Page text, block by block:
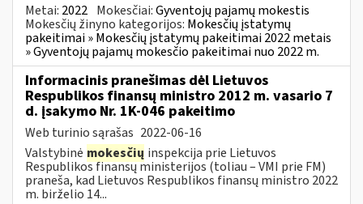
Metai: 2022 Mokesčiai:Gyventojų pajamų mokestis
Mokesčių žinyno kategorijos: Mokesčių įstatymų
pakeitimai » Mokesčių įstatymų pakeitimai 2022 metais
» Gyventojų pajamų mokesčio pakeitimai nuo 2022 m.
Informacinis pranešimas dėl Lietuvos
Respublikos finansų ministro 2012 m. vasario 7
d. įsakymo Nr. 1K-046 pakeitimo
Web turinio sąrašas 2022-06-16
Valstybinė mokesčių inspekcija prie Lietuvos
Respublikos finansų ministerijos (toliau – VMI prie FM)
praneša, kad Lietuvos Respublikos finansų ministro 2022
m. birželio 14...